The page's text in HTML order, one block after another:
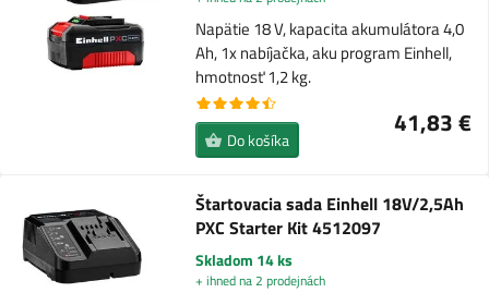
Napätie 18 V, kapacita akumulátora 4,0
Ah, 1x nabíjačka, aku program Einhell,
hmotnosť 1,2 kg.
41,83 €
Do košíka
Štartovacia sada Einhell 18V/2,5Ah
PXC Starter Kit 4512097
Skladom 14 ks
+ ihned na 2 prodejnách